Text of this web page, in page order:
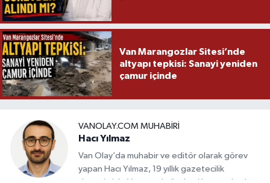
Van Marangozlar Sitesi’nde
altyapı tepkisi: Sanayi yeniden
çamur içinde
VANOLAY.COM MUHABIRI
Hacı Yılmaz
Van Olay’da muhabir ve editör olarak görev
yapan Hacı Yılmaz, 19 yıllık gazetecilik